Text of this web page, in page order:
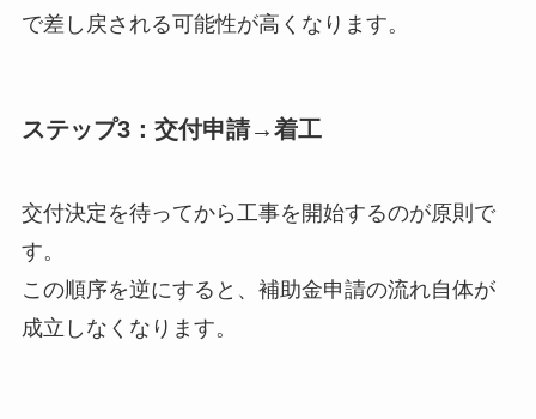
で差し戻される可能性が高くなります。
ステップ3：交付申請→着工
交付決定を待ってから工事を開始するのが原則で
す。
この順序を逆にすると、補助金申請の流れ自体が
成立しなくなります。